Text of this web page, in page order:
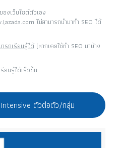
องเว็บไซต์ตัวเอง
ไม่สามารถนำมาทำ SEO ได้
รถเรียนรู้ได้(หากเคยใช้ทำ SEO มาบ้าง
ยนรู้ได้เร็วขึ้น
Intensive ตัวต่อตัว/กลุ่ม